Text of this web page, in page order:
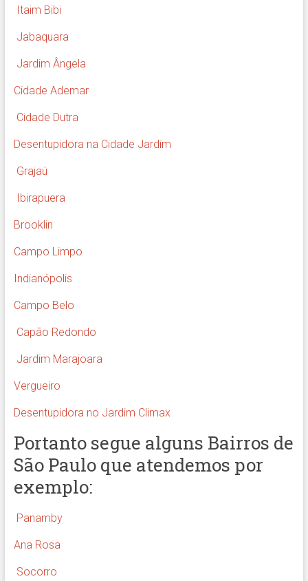
Itaim Bibi
Jabaquara
Jardim Ângela
Cidade Ademar
Cidade Dutra
Desentupidora na Cidade Jardim
Grajaú
Ibirapuera
Brooklin
Campo Limpo
Indianópolis
Campo Belo
Capão Redondo
Jardim Marajoara
Vergueiro
Desentupidora no Jardim Climax
Portanto segue alguns Bairros de
São Paulo que atendemos por
exemplo:
Panamby
Ana Rosa
Socorro